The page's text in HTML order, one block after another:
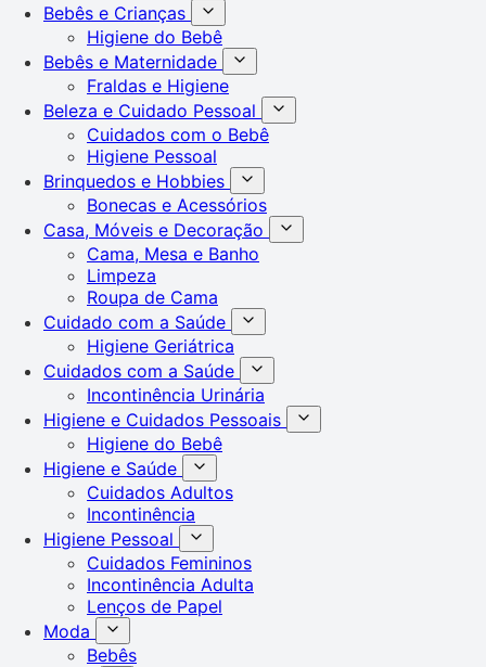
Bebês e Crianças
Higiene do Bebê
Bebês e Maternidade
Fraldas e Higiene
Beleza e Cuidado Pessoal
Cuidados com o Bebê
Higiene Pessoal
Brinquedos e Hobbies
Bonecas e Acessórios
Casa, Móveis e Decoração
Cama, Mesa e Banho
Limpeza
Roupa de Cama
Cuidado com a Saúde
Higiene Geriátrica
Cuidados com a Saúde
Incontinência Urinária
Higiene e Cuidados Pessoais
Higiene do Bebê
Higiene e Saúde
Cuidados Adultos
Incontinência
Higiene Pessoal
Cuidados Femininos
Incontinência Adulta
Lenços de Papel
Moda
Bebês